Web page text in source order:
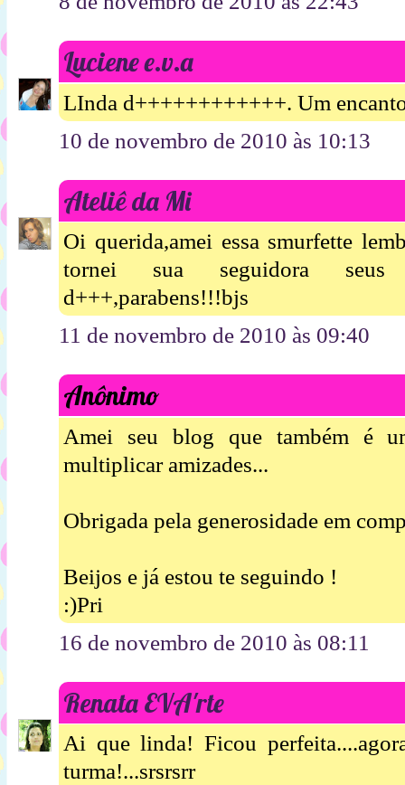
Luciene e.v.a
LInda d++++++++++++. Um
10 de novembro de 2010 às 10:13
Ateliê da Mi
Oi querida,amei essa smurfette
tornei sua seguidora
d+++,parabens!!!bjs
11 de novembro de 2010 às 09:40
Anônimo
Amei seu blog que também é
multiplicar amizades...
Obrigada pela generosidade em
Beijos e já estou te seguindo !
:)Pri
16 de novembro de 2010 às 08:11
Renata EVA'rte
Ai que linda! Ficou
turma!...srsrsrr